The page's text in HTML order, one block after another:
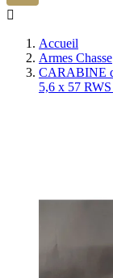
Accueil
Armes Chasse
CARABINE
5,6 x 57